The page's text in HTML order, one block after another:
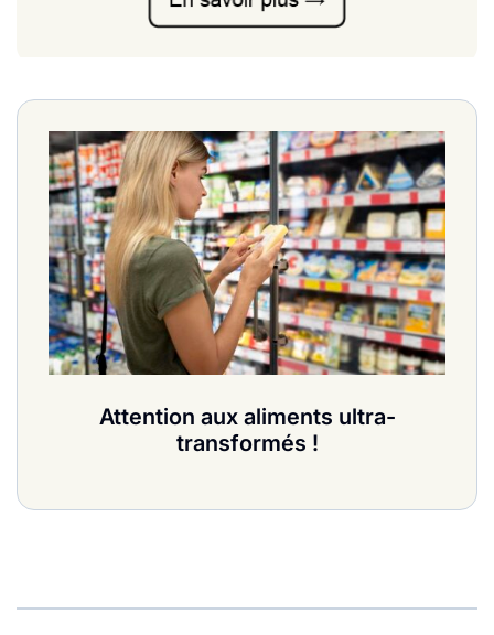
Attention aux aliments ultra-
transformés !